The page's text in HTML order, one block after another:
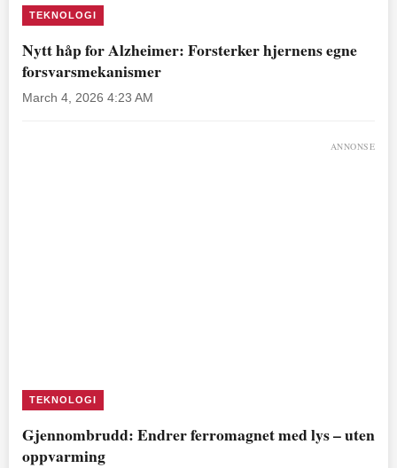
TEKNOLOGI
Nytt håp for Alzheimer: Forsterker hjernens egne
forsvarsmekanismer
March 4, 2026 4:23 AM
ANNONSE
TEKNOLOGI
Gjennombrudd: Endrer ferromagnet med lys – uten
oppvarming